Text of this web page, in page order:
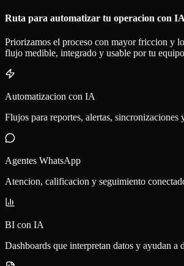
Ruta para automatizar tu operacion con IA
Priorizamos el proceso con mayor friccion y
flujo medible, integrado y usable por tu
Automatizacion con IA
Flujos para reportes, alertas, sincronizaciones
Agentes WhatsApp
Atencion, calificacion y seguimiento
BI con IA
Dashboards que interpretan datos y ayudan a